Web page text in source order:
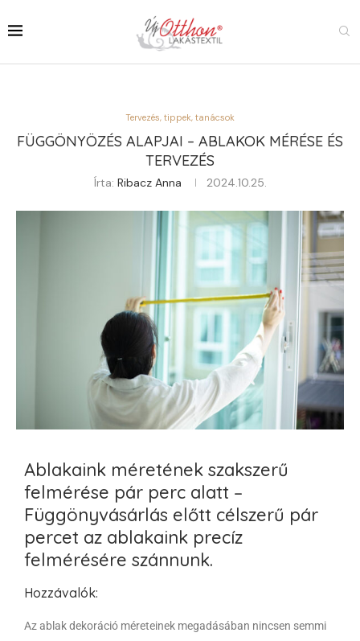
Tervezés, tippek, tanácsok
FÜGGÖNYÖZÉS ALAPJAI – ABLAKOK MÉRÉSE ÉS
TERVEZÉS
Írta: Ribacz Anna 2024.10.25.
Ablakaink méretének szakszerű
felmérése pár perc alatt –
Függönyvásárlás előtt célszerű pár
percet az ablakaink precíz
felmérésére szánnunk.
Hozzávalók:
Az ablak dekoráció méreteinek megadásában nincsen semmi